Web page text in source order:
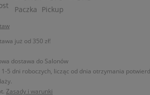
już od 350 zł!
dostawa do Salonów
1-5 dni roboczych, licząc od dnia otrzymania
Zasady i warunki